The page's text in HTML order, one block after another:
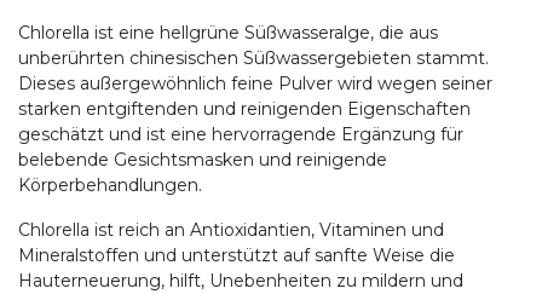
Chlorella ist eine hellgrüne Süßwasseralge, die aus
unberührten chinesischen Süßwassergebieten stammt.
Dieses außergewöhnlich feine Pulver wird wegen seiner
starken entgiftenden und reinigenden Eigenschaften
geschätzt und ist eine hervorragende Ergänzung für
belebende Gesichtsmasken und reinigende
Körperbehandlungen.
Chlorella ist reich an Antioxidantien, Vitaminen und
Mineralstoffen und unterstützt auf sanfte Weise die
Hauterneuerung, hilft, Unebenheiten zu mildern und